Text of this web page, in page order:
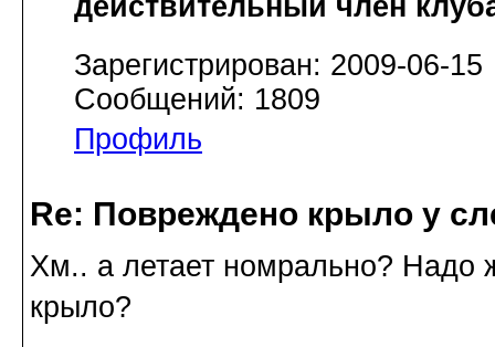
действительный член
Зарегистрирован: 2009-06-15
Сообщений: 1809
Профиль
Re: Повреждено крыло у
Хм.. а летает номрально? Надо
крыло?